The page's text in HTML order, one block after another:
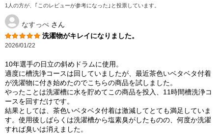
1人の方が、｢このレビューが参考になった｣と投票しています。
なすっぺ さん
洗濯物がキレイになりました。
2026/01/22
10年選手の日立の斜めドラムに使用。
適度に槽洗浄コースは回していましたが、最近茶色いベタベタ付着
が洗濯物に付き始めたのでこちらの商品を試しました。
やったことは洗濯槽に水を貯めてこの商品を投入、11時間槽洗浄コ
ースを回すだけです。
結果としては、茶色いベタベタ付着は激減してとても満足していま
す。使用後しばらくは洗濯槽から塩素臭がしたものの、何度か洗濯
すれば臭いは消えました。